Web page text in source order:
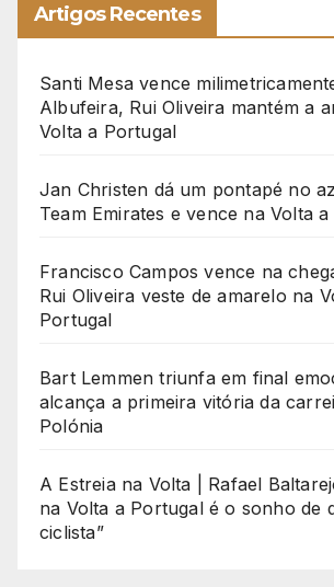
Artigos Recentes
Santi Mesa vence
Albufeira, Rui Oliveira mantém a
Volta a Portugal
Jan Christen dá um pontapé no
Team Emirates e vence na Volta
Francisco Campos vence na
Rui Oliveira veste de amarelo na
Portugal
Bart Lemmen triunfa em final
alcança a primeira vitória da
Polónia
A Estreia na Volta | Rafael
na Volta a Portugal é o sonho de
ciclista”